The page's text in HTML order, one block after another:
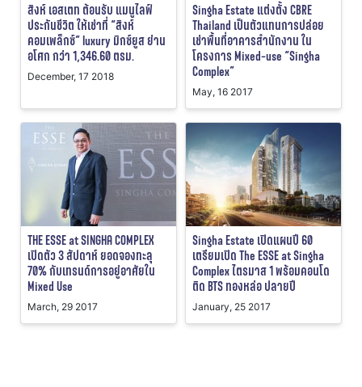
สิงห์ เอสเตท ต้อนรับ แมนูไลฟ์
ประกันชีวิต ให้เช่าที่ “สิงห์
คอมเพล็กซ์” luxury มิกซ์ยูส ย่าน
อโศก กว่า 1,346.60 ตรม.
December, 17 2018
Singha Estate แต่งตั้ง CBRE
Thailand เป็นตัวแทนการปล่อย
เช่าพื้นที่อาคารสำนักงาน ใน
โครงการ Mixed-use “Singha
Complex”
May, 16 2017
THE ESSE at SINGHA COMPLEX
เปิดตัว 3 สัปดาห์ ยอดจองทะลุ
70% กับเทรนด์การอยู่อาศัยใน
Mixed Use
March, 29 2017
Singha Estate เปิดแผนปี 60
เตรียมเปิด The ESSE at Singha
Complex ไตรมาส 1 พร้อมคอนโด
ติด BTS ทองหล่อ ปลายปี
January, 25 2017